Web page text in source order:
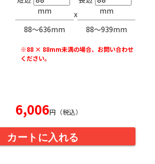
mm
88〜636mm
x
mm
88〜939mm
※88 × 88mm未満の場合、お問い合わせ
ください。
6,006円（税込）
カートに入れる